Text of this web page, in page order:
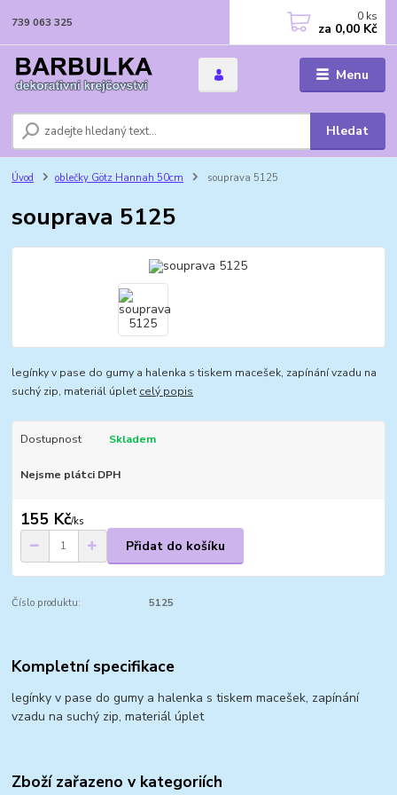
Menu
Hledat
739 063 325 0 ks
za 0,00 Kč
Úvod oblečky Götz Hannah 50cm souprava 5125
souprava 5125
legínky v pase do gumy a halenka s tiskem macešek, zapínání vzadu na
suchý zip, materiál úplet celý popis
Dostupnost Skladem
Nejsme plátci DPH
155 Kč/ks
Přidat do košíku
Číslo produktu: 5125
Kompletní specifikace
legínky v pase do gumy a halenka s tiskem macešek, zapínání
vzadu na suchý zip, materiál úplet
Zboží zařazeno v kategoriích